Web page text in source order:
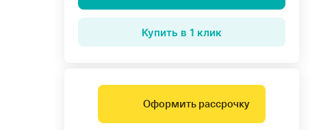
Купить в 1 клик
Оформить рассрочку